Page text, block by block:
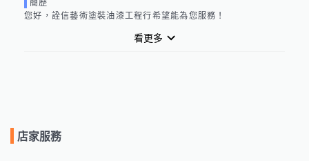
簡歷
您好， 詮信藝術塗裝油漆工程行希望能為您服務！
看更多
店家服務